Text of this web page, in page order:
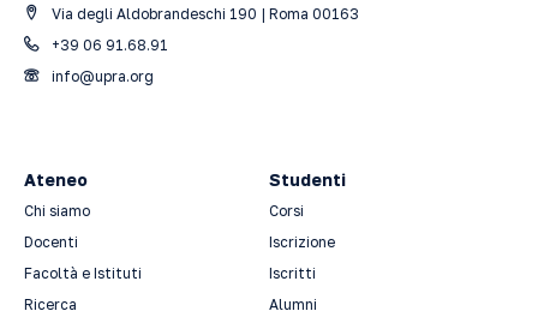
Via degli Aldobrandeschi 190 | Roma 00163
+39 06 91.68.91
info@upra.org
Ateneo
Chi siamo
Docenti
Facoltà e Istituti
Ricerca
Studenti
Corsi
Iscrizione
Iscritti
Alumni